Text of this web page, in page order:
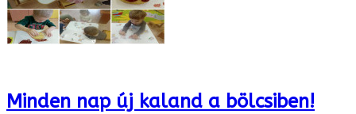
Minden nap új kaland a bölcsiben!